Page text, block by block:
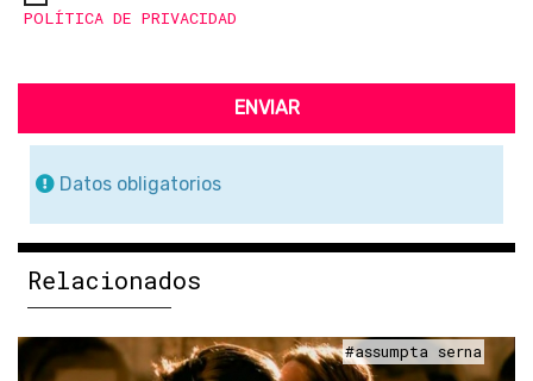
POLÍTICA DE PRIVACIDAD
ENVIAR
Datos obligatorios
Relacionados
#assumpta serna